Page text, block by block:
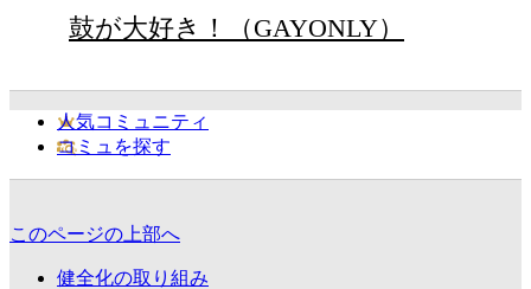
鼓が大好き！（GAYONLY）
人気コミュニティ
コミュを探す
このページの上部へ
健全化の取り組み